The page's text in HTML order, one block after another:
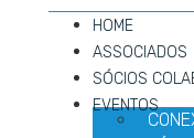
HOME
ASSOCIADOS
SÓCIOS
EVENTOS